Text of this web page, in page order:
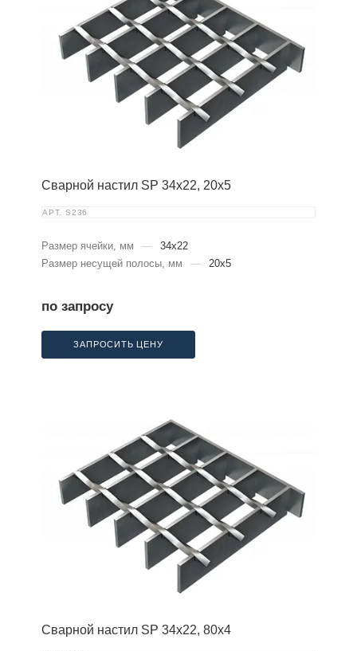
Сварной настил SP 34х22, 20х5
АРТ. S236
Размер ячейки, мм —
34x22
Размер несущей полосы, мм
— 20x5
по запросу
ЗАПРОСИТЬ ЦЕНУ
Сварной настил SP 34х22, 80х4